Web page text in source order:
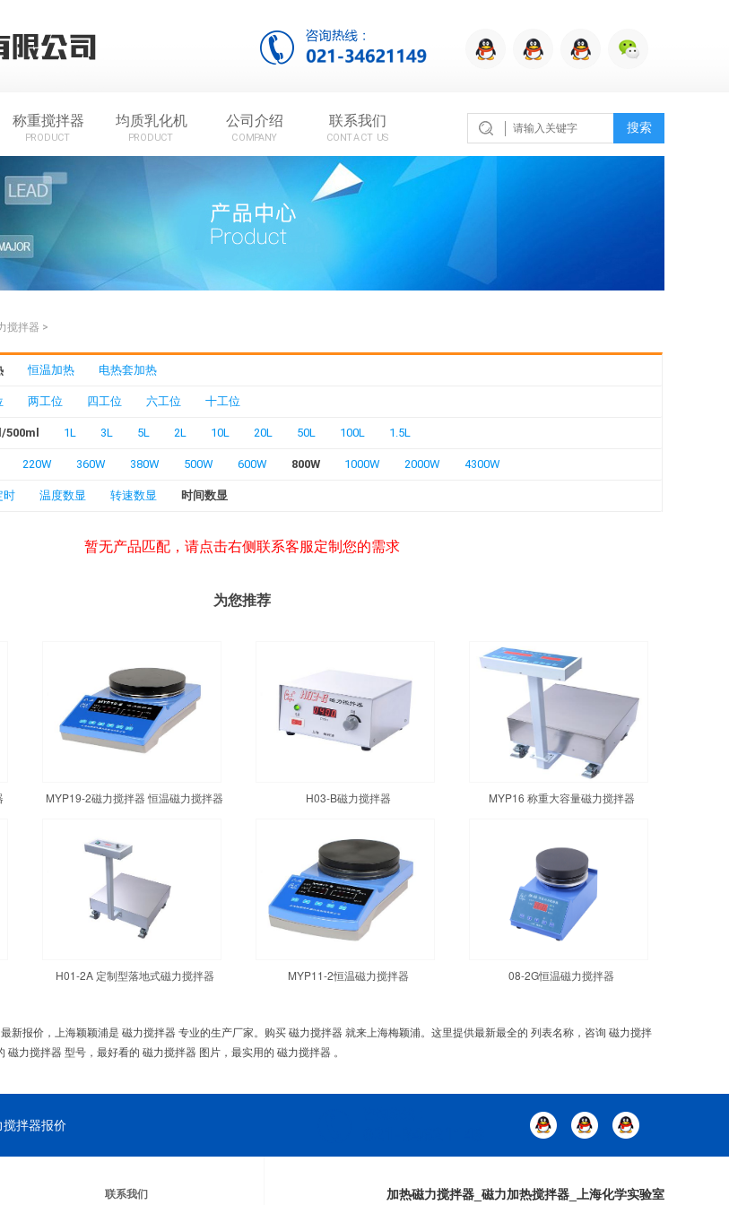
称重搅拌器
PRODUCT
均质乳化机
PRODUCT
公司介绍
COMPANY
联系我们
CONTACT US
搜索
搅拌器 >
恒温加热 电热套加热
两工位 四工位 六工位 十工位
500ml 1L 3L 5L 2L 10L 20L 50L 100L 1.5L
220W 360W 380W 500W 600W 800W 1000W 2000W 4300W
时 温度数显 转速数显 时间数显
暂无产品匹配，请点击右侧联系客服定制您的需求
为您推荐
MYP19-2磁力搅拌器 恒温磁力搅拌器 H03-B磁力搅拌器 MYP16 称重大容量磁力搅拌器
H01-2A 定制型落地式磁力搅拌器 MYP11-2恒温磁力搅拌器 08-2G恒温磁力搅拌器
新报价，上海颖颖浦是 磁力搅拌器 专业的生产厂家。购买 磁力搅拌器 就来上海梅颖浦。这里提供最新最全的 列表名称，咨询 磁力搅拌
力搅拌器 型号，最好看的 磁力搅拌器 图片，最实用的 磁力搅拌器 。
搅拌器报价
联系我们 加热磁力搅拌器_磁力加热搅拌器_上海化学实验室